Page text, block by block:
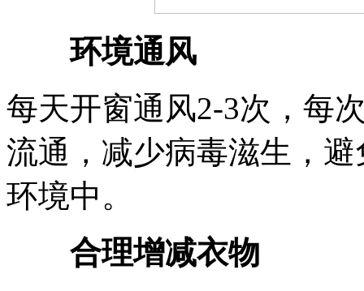
环境通风
每天开窗通风2-3次，每
流通，减少病毒滋生，
环境中。
合理增减衣物